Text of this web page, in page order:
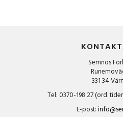
Semnos
331 34
Tel: 0370-198 27 (ord.
E-post: